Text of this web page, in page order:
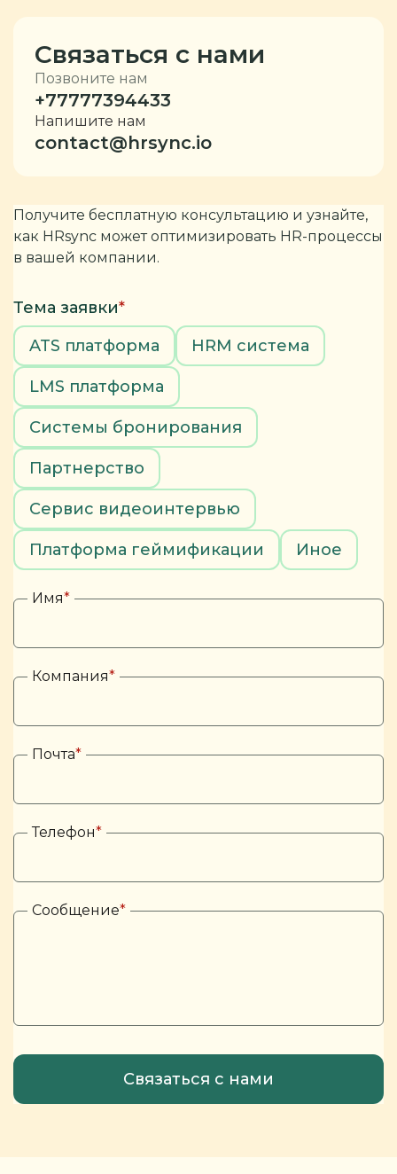
Связаться с нами
Позвоните нам
+77777394433
Напишите нам
contact@hrsync.io
Получите бесплатную консультацию и узнайте,
как HRsync может оптимизировать HR-процессы
в вашей компании.
Тема заявки*
ATS платформа
HRM система
LMS платформа
Системы бронирования
Партнерство
Сервис видеоинтервью
Платформа геймификации Иное
Имя*
Компания*
Почта*
Телефон*
Сообщение*